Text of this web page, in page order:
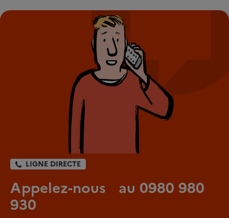
LIGNE DIRECTE
Appelez-nous au 0980 980
930